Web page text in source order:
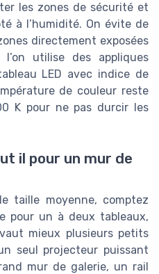
les zones de sécurité et
à l’humidité. On évite de
directement exposées
utilise des appliques
LED avec indice de
de couleur reste
K pour ne pas durcir les
il pour un mur de
taille moyenne, comptez
pour un à deux tableaux,
mieux plusieurs petits
seul projecteur puissant
mur de galerie, un rail